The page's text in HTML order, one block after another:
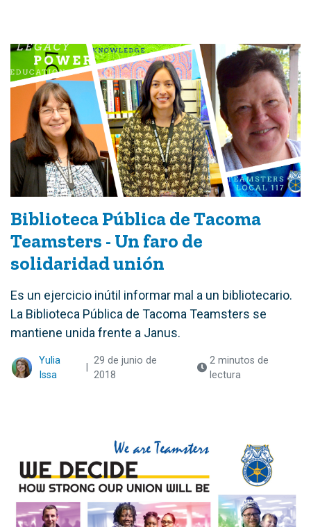
Biblioteca Pública de Tacoma
Teamsters - Un faro de
solidaridad unión
Es un ejercicio inútil informar mal a un bibliotecario.
La Biblioteca Pública de Tacoma Teamsters se
mantiene unida frente a Janus.
Yulia
Issa
29 de junio de
2018
2 minutos de
lectura